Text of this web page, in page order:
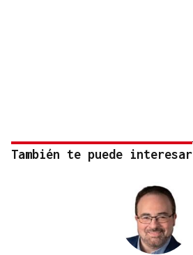
También te puede interesar